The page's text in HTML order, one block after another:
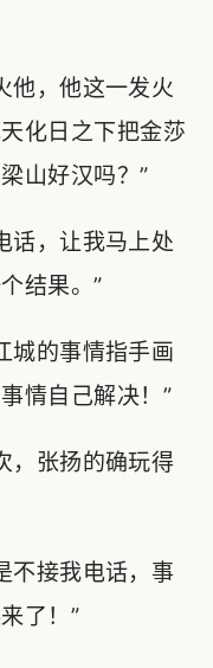
他，他这一发火
化日之下把金莎
山好汉吗？”
话，让我马上处
结果。”
城的事情指手画
情自己解决！”
，张扬的确玩得
不接我电话，事
了！”